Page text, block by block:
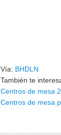
Vía: BHDLN
También te
Centros de mesa
Centros de mesa